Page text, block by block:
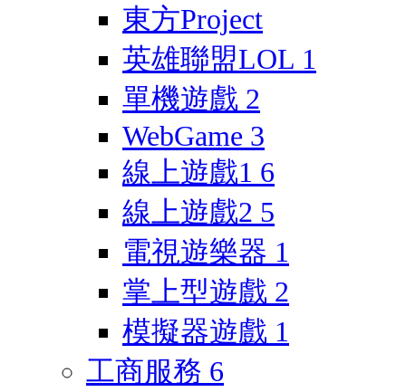
東方Project
英雄聯盟LOL 1
單機遊戲 2
WebGame 3
線上遊戲1 6
線上遊戲2 5
電視遊樂器 1
掌上型遊戲 2
模擬器遊戲 1
工商服務 6